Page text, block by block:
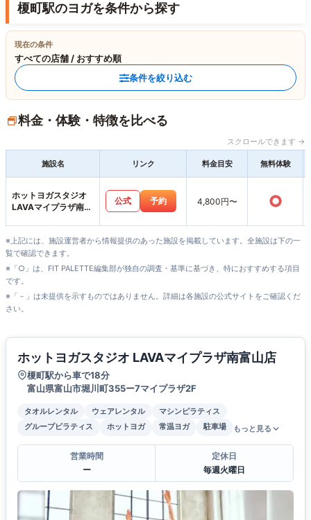
榎町駅のヨガを条件から探す
現在の条件
すべての店舗 / おすすめ順
条件を絞り込む
料金・体験・特徴を比べる
スクロールできます →
施設名 リンク 料金目安 無料体験
ホットヨガスタジオ
LAVAマイプラザ南富
公式 予約 4,800円〜 ○
※上記には、施設運営者から情報提供のあった施設を掲載しています。全施設は下の一
覧で確認できます。
※「○」は、FIT PALETTE編集部が独自の調査・基準に基づき、特におすすめする項目
です。
※「－」は未提供を示すものではありません。詳細は各施設の公式サイトをご確認くだ
さい。
ホットヨガスタジオ LAVAマイプラザ南富山店
榎町駅から車で18分
富山県富山市堀川町355ー7マイプラザ2F
タオルレンタル ウェアレンタル
マシンピラティス
グループピラティス
ホットヨガ 常温ヨガ 駐車場 もっと見る
営業時間
ー
定休日
毎週火曜日